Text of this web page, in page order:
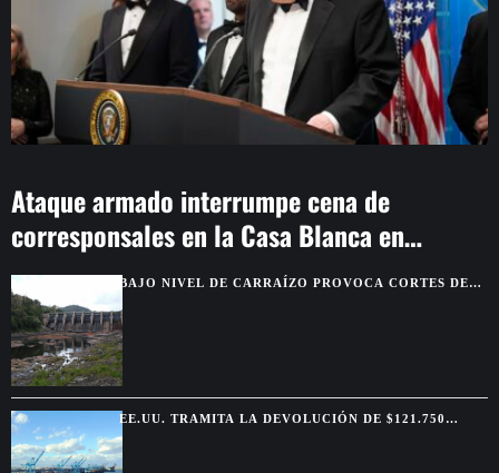
Ataque armado interrumpe cena de
corresponsales en la Casa Blanca en
WashingtonBAJO NIVEL DE CARRAÍZO PROVOCA CORTES DE
EE.UU. TRAMITA LA DEVOLUCIÓN DE $121.750
MILLONES POR ARANCELES ANULADOS